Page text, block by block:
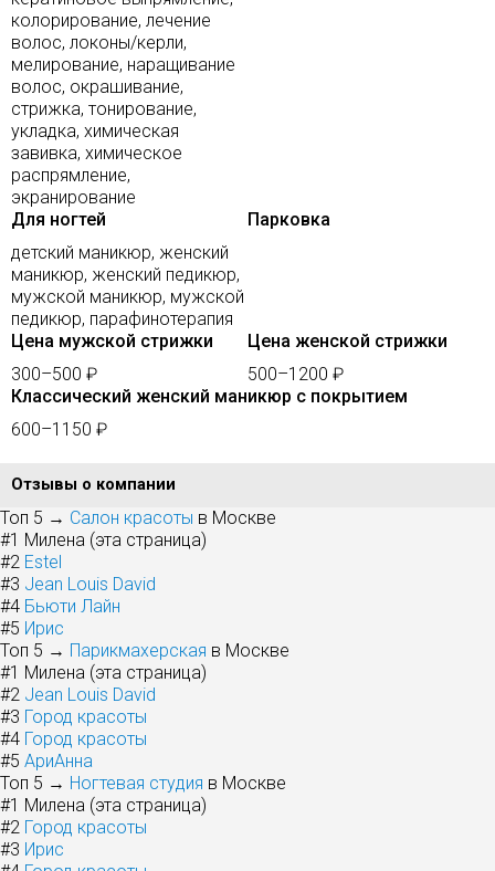
колорирование, лечение
волос, локоны/керли,
мелирование, наращивание
волос, окрашивание,
стрижка, тонирование,
укладка, химическая
завивка, химическое
распрямление,
экранирование
Для ногтей
детский маникюр, женский
маникюр, женский педикюр,
мужской маникюр, мужской
педикюр, парафинотерапия
Парковка
Цена мужской стрижки
300–500 ₽
Цена женской стрижки
500–1200 ₽
Классический женский маникюр с покрытием
600–1150 ₽
Отзывы о компании
Топ 5 → Салон красоты в Москве
#1 Милена (эта страница)
#2 Estel
#3 Jean Louis David
#4 Бьюти Лайн
#5 Ирис
Топ 5 → Парикмахерская в Москве
#1 Милена (эта страница)
#2 Jean Louis David
#3 Город красоты
#4 Город красоты
#5 АриАнна
Топ 5 → Ногтевая студия в Москве
#1 Милена (эта страница)
#2 Город красоты
#3 Ирис